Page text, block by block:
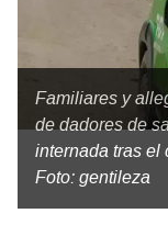
Familiares y
de dadores de
internada tras el
Foto: gentileza